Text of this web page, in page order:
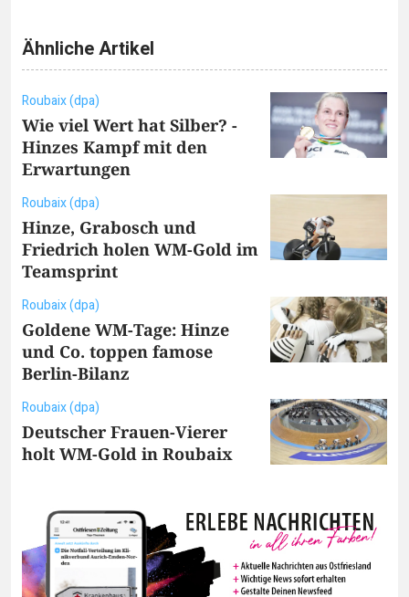
Ähnliche Artikel
Roubaix (dpa)
Wie viel Wert hat Silber? -
Hinzes Kampf mit den
Erwartungen
Roubaix (dpa)
Hinze, Grabosch und
Friedrich holen WM-Gold im
Teamsprint
Roubaix (dpa)
Goldene WM-Tage: Hinze
und Co. toppen famose
Berlin-Bilanz
Roubaix (dpa)
Deutscher Frauen-Vierer
holt WM-Gold in Roubaix